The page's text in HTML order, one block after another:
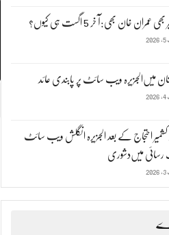
بھی عمران خان بھی:آ خر 5 اگست ہی کیوں؟
میں‌الجزیرہ ویب سائٹ پر پابندی عائد
کشمیر احتجاج کے بعد الجزیرہ انگلش ویب سائٹ
میں‌دشوری